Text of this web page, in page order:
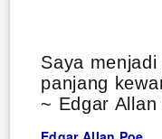
Saya
panjang
~ Edgar Allan